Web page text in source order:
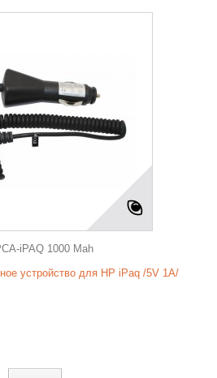
iPAQ 1000 Mah
устройство для HP iPaq /5V 1A/